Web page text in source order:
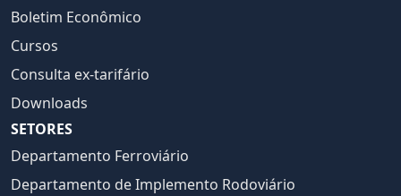
Boletim Econômico
Cursos
Consulta ex-tarifário
Downloads
SETORES
Departamento Ferroviário
Departamento de Implemento Rodoviário